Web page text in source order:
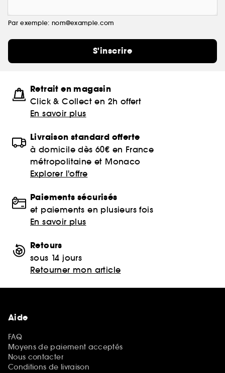
Par exemple: nom@example.com
S'inscrire
Retrait en magasin
Click & Collect en 2h offert
En savoir plus
Livraison standard offerte
à domicile dès 60€ en France
métropolitaine et Monaco
Explorer l'offre
Paiements sécurisés
et paiements en plusieurs fois
En savoir plus
Retours
sous 14 jours
Retourner mon article
Aide
FAQ
Moyens de paiement acceptés
Nous contacter
Conditions de livraison